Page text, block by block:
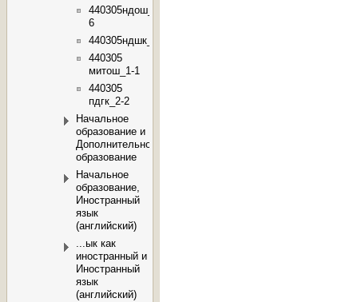
440305ндош_4-
6
440305ндшк_2
440305
митош_1-1
440305
пдгк_2-2
Начальное
образование и
Дополнительное
образование
Начальное
образование,
Иностранный
язык
(английский)
...ык как
иностранный и
Иностранный
язык
(английский)